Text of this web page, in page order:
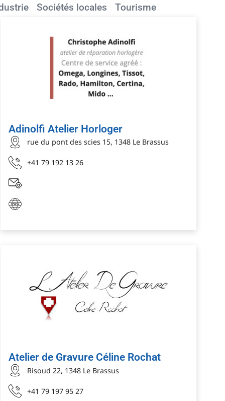
Sociétés locales Tourisme
Adinolfi Atelier Horloger
rue du pont des scies 15, 1348 Le Brassus
+41 79 192 13 26
Atelier de Gravure Céline Rochat
Risoud 22, 1348 Le Brassus
+41 79 197 95 27